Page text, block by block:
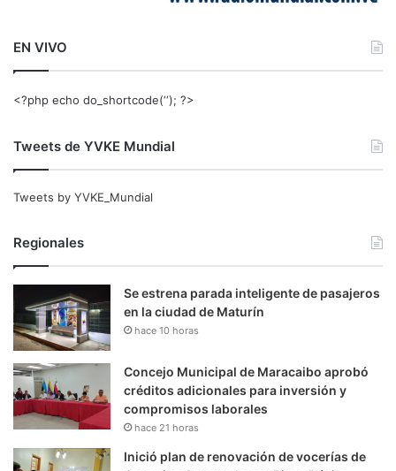
EN VIVO
<?php echo do_shortcode(‘‘); ?>
Tweets de YVKE Mundial
Tweets by YVKE_Mundial
Regionales
Se estrena parada inteligente de pasajeros
en la ciudad de Maturín
hace 10 horas
Concejo Municipal de Maracaibo aprobó
créditos adicionales para inversión y
compromisos laborales
hace 21 horas
Inició plan de renovación de vocerías de